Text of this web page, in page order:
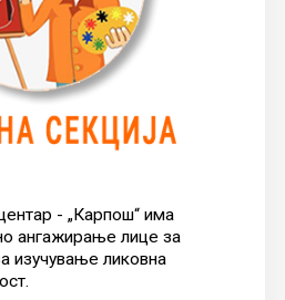
- „Карпош“ има
ангажирање лице за
изучување ликовна